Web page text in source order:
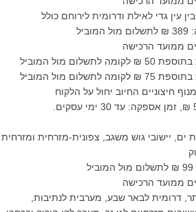
עין גדי לאילת ודרומית לירוחם כולל
חיצוניים החיוב יחול על הלקוח
ים, יישובי גוש משגב, צפונית-מזרחית ומזרחית
דרומית לבאר שבע, מערבית לנתיבות,